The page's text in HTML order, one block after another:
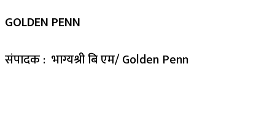
GOLDEN PENN
संपादक : भाग्यश्री बि एम/ Golden Penn